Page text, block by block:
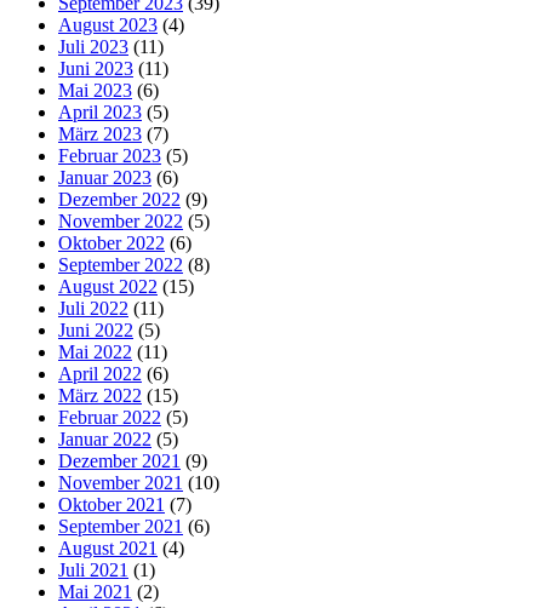
August 2023 (4)
Juli 2023 (11)
Juni 2023 (11)
Mai 2023 (6)
April 2023 (5)
März 2023 (7)
Februar 2023 (5)
Januar 2023 (6)
Dezember 2022 (9)
November 2022 (5)
Oktober 2022 (6)
September 2022 (8)
August 2022 (15)
Juli 2022 (11)
Juni 2022 (5)
Mai 2022 (11)
April 2022 (6)
März 2022 (15)
Februar 2022 (5)
Januar 2022 (5)
Dezember 2021 (9)
November 2021 (10)
Oktober 2021 (7)
September 2021 (6)
August 2021 (4)
Juli 2021 (1)
Mai 2021 (2)